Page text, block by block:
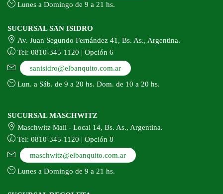
Lunes a Domingo de 9 a 21 hs.
SUCURSAL SAN ISIDRO
Av. Juan Segundo Fernández 41, Bs. As., Argentina.
Tel: 0810-345-1120 | Opción 6
sanisidro@elbanquito.com.ar
Lun. a Sáb. de 9 a 20 hs. Dom. de 10 a 20 hs.
SUCURSAL MASCHWITZ
Maschwitz Mall - Local 14, Bs. As., Argentina.
Tel: 0810-345-1120 | Opción 8
maschwitz@elbanquito.com.ar
Lunes a Domingo de 9 a 21 hs.